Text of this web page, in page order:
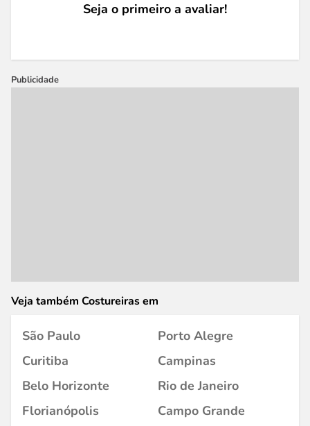
Seja o primeiro a avaliar!
Publicidade
Veja também Costureiras em
São Paulo
Porto Alegre
Curitiba
Campinas
Belo Horizonte
Rio de Janeiro
Florianópolis
Campo Grande